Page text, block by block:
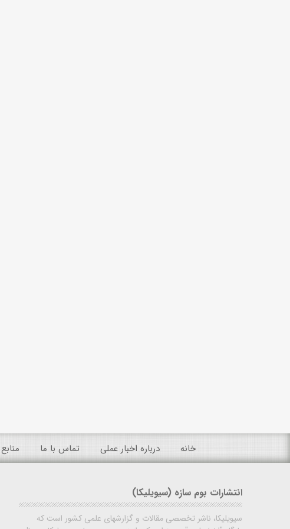
خانه درباره اخبار عملی تماس با ما منابع
انتشارات بوم سازه (سیویلیکا)
سیویلیکا، ناشر تخصصی مقالات و گزارشهای علمی کشور است که